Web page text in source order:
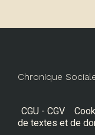
Chronique
CGU - CGV
de textes et de